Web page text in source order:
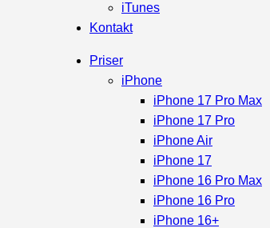
iTunes
Kontakt
Priser
iPhone
iPhone 17 Pro Max
iPhone 17 Pro
iPhone Air
iPhone 17
iPhone 16 Pro Max
iPhone 16 Pro
iPhone 16+